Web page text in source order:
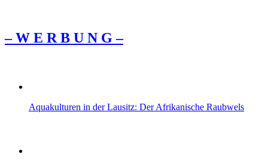
– W Ε R Β U Ν G –
Aquakulturen in der Lausitz: Der Afrikanische Raubwels